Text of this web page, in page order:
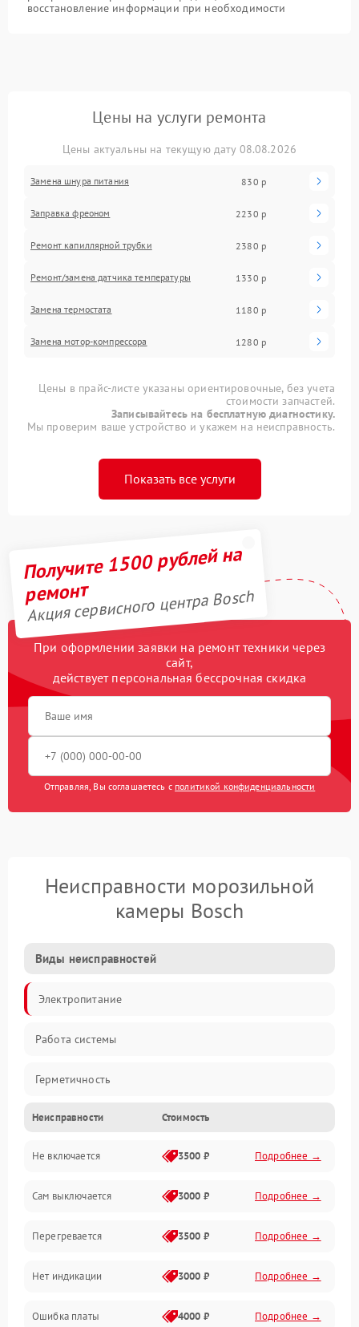
восстановление информации при необходимости
Цены на услуги ремонта
Цены актуальны на текущую дату 08.08.2026
Замена шнура питания 830 р
Заправка фреоном 2230 р
Ремонт капиллярной трубки 2380 р
Ремонт/замена датчика температуры 1330 р
Замена термостата 1180 р
Замена мотор-компрессора 1280 р
Цены в прайс-листе указаны ориентировочные, без учета
стоимости запчастей.
Записывайтесь на бесплатную диагностику.
Мы проверим ваше устройство и укажем на неисправность.
Показать все услуги
Получите 1500 рублей на
ремонт
Акция сервисного центра Bosch
При оформлении заявки на ремонт техники через
сайт,
действует персональная бессрочная скидка
Отправляя, Вы соглашаетесь с политикой конфиденциальности
Неисправности морозильной
камеры Bosch
Виды неисправностей
Электропитание
Работа системы
Герметичность
Механика
Неисправности Стоимость
Не включается 3500 ₽ Подробнее →
Сам выключается 3000 ₽ Подробнее →
Перегревается 3500 ₽ Подробнее →
Нет индикации 3000 ₽ Подробнее →
Ошибка платы 4000 ₽ Подробнее →